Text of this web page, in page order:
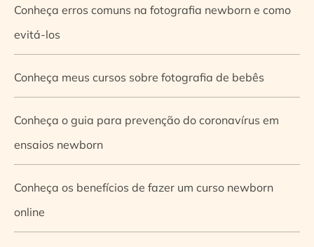
Conheça erros comuns na fotografia newborn e como
evitá-los
Conheça meus cursos sobre fotografia de bebês
Conheça o guia para prevenção do coronavírus em
ensaios newborn
Conheça os benefícios de fazer um curso newborn
online